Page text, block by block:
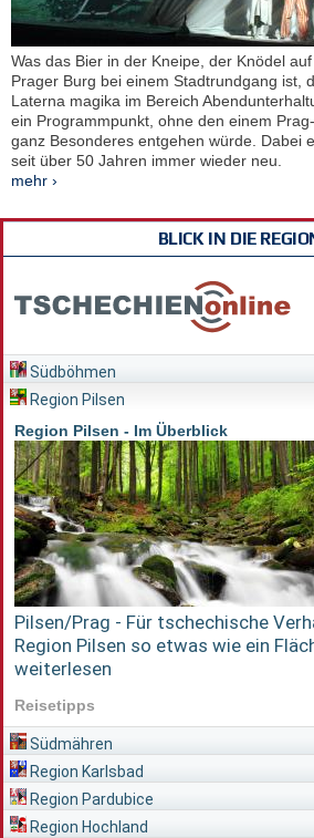
Was das Bier in der Kneipe, der Knödel
Prager Burg bei einem Stadtrundgang ist,
Laterna magika im Bereich
ein Programmpunkt, ohne den einem
ganz Besonderes entgehen würde. Dabei
seit über 50 Jahren immer wieder neu.
mehr ›
BLICK IN DIE
Südböhmen
Region Pilsen
Region Pilsen - Im Überblick
Pilsen/Prag - Für tschechische
Region Pilsen so etwas wie ein
weiterlesen
Reisetipps
Südmähren
Region Karlsbad
Region Pardubice
Region Hochland